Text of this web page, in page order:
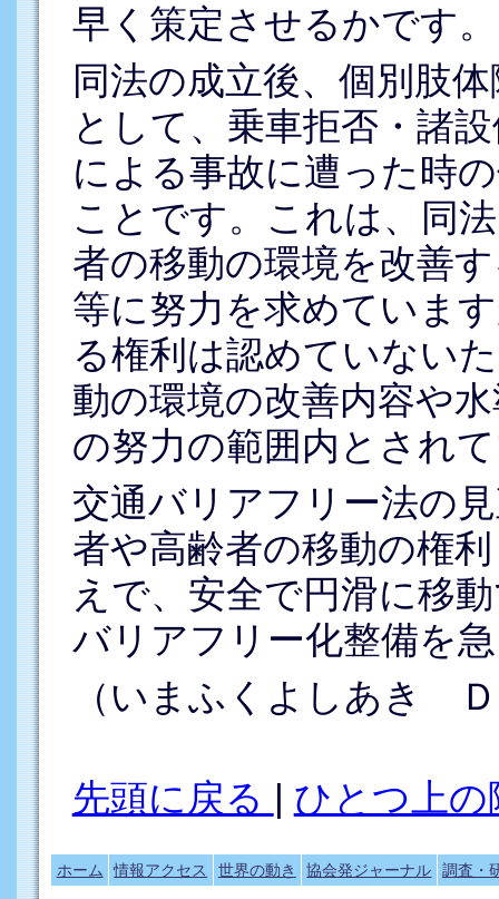
早く策定させるかです。
同法の成立後、個別肢
として、乗車拒否・諸
による事故に遭った時
ことです。これは、同
者の移動の環境を改善
等に努力を求めていま
る権利は認めていない
動の環境の改善内容や
の努力の範囲内とされ
交通バリアフリー法の
者や高齢者の移動の権
えで、安全で円滑に移
バリアフリー化整備を
（いまふくよしあき
先頭に戻る | ひとつ上の
ホーム 情報アクセス 世界の動き 協会発ジャーナル 調査・